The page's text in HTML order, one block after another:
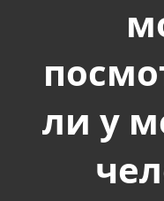
ли у